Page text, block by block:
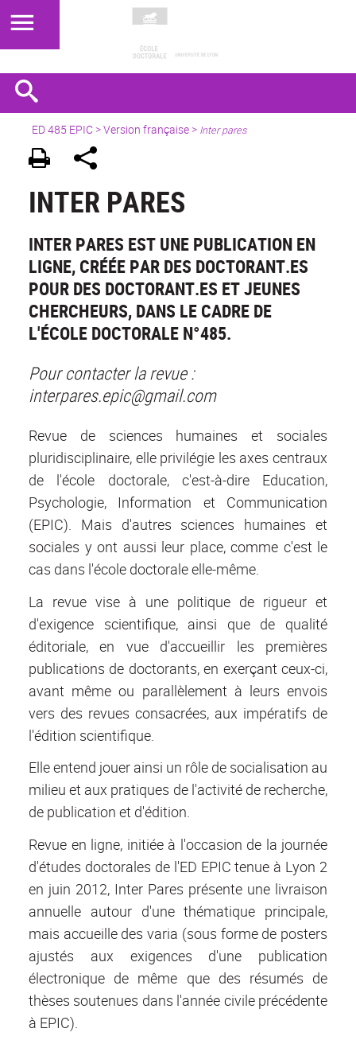
ED 485 EPIC>Version française> Inter pares
INTER PARES
INTER PARES EST UNE PUBLICATION EN
LIGNE, CRÉÉE PAR DES DOCTORANT.ES
POUR DES DOCTORANT.ES ET JEUNES
CHERCHEURS, DANS LE CADRE DE
L'ÉCOLE DOCTORALE N°485.
Pour contacter la revue :
interpares.epic@gmail.com
Revue de sciences humaines et sociales
pluridisciplinaire, elle privilégie les axes centraux
de l'école doctorale, c'est-à-dire Education,
Psychologie, Information et Communication
(EPIC). Mais d'autres sciences humaines et
sociales y ont aussi leur place, comme c'est le
cas dans l'école doctorale elle-même.
La revue vise à une politique de rigueur et
d'exigence scientifique, ainsi que de qualité
éditoriale, en vue d'accueillir les premières
publications de doctorants, en exerçant ceux-ci,
avant même ou parallèlement à leurs envois
vers des revues consacrées, aux impératifs de
l'édition scientifique.
Elle entend jouer ainsi un rôle de socialisation au
milieu et aux pratiques de l'activité de recherche,
de publication et d'édition.
Revue en ligne, initiée à l'occasion de la journée
d'études doctorales de l'ED EPIC tenue à Lyon 2
en juin 2012, Inter Pares présente une livraison
annuelle autour d'une thématique principale,
mais accueille des varia (sous forme de posters
ajustés aux exigences d'une publication
électronique de même que des résumés de
thèses soutenues dans l'année civile précédente
à EPIC).